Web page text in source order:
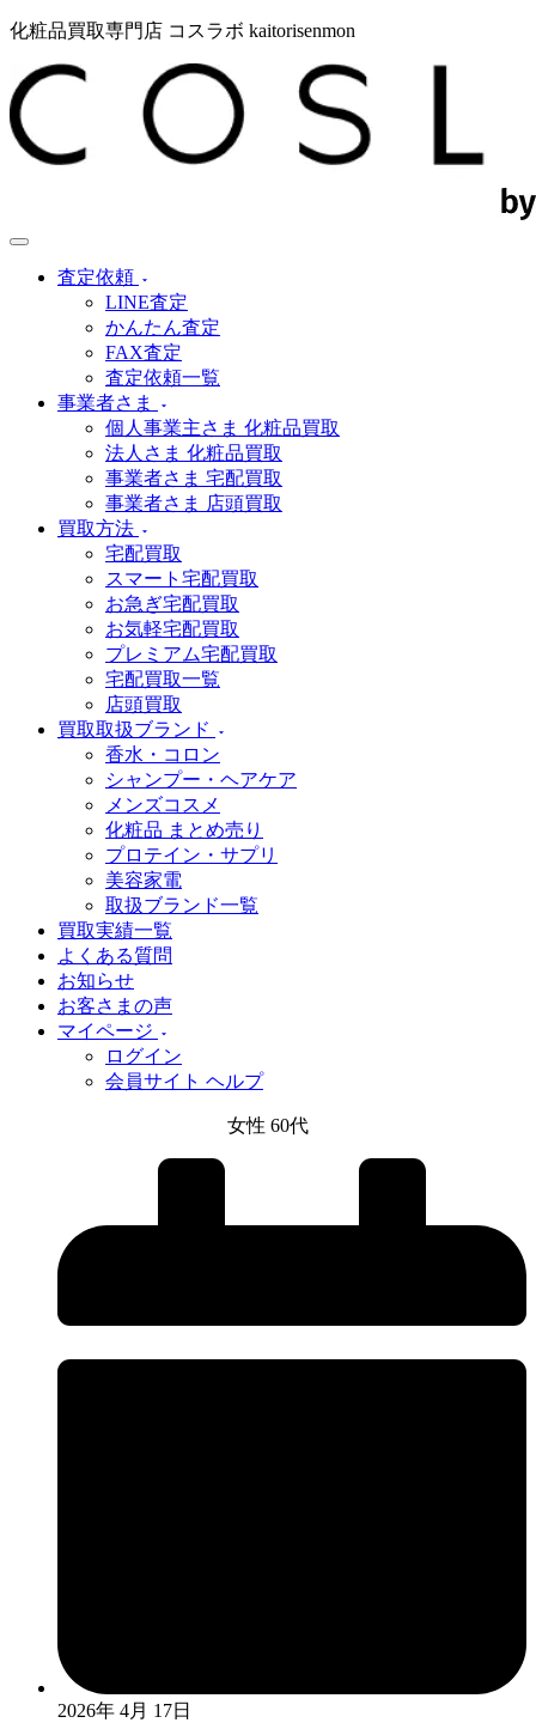
化粧品買取専門店 コスラボ kaitorisenmon
査定依頼
LINE査定
かんたん査定
FAX査定
査定依頼一覧
事業者さま
個人事業主さま 化粧品買取
法人さま 化粧品買取
事業者さま 宅配買取
事業者さま 店頭買取
買取方法
宅配買取
スマート宅配買取
お急ぎ宅配買取
お気軽宅配買取
プレミアム宅配買取
宅配買取一覧
店頭買取
買取取扱ブランド
香水・コロン
シャンプー・ヘアケア
メンズコスメ
化粧品 まとめ売り
プロテイン・サプリ
美容家電
取扱ブランド一覧
買取実績一覧
よくある質問
お知らせ
お客さまの声
マイページ
ログイン
会員サイト ヘルプ
女性 60代
2026年 4月 17日